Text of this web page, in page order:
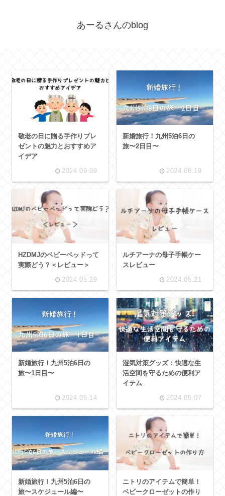
あーるさんのblog
敬老の日に贈る手作りプレ
ゼントの魅力とおすすめア
イデア
2024.09.09
新婚旅行！九州5泊6日の
旅〜2日目〜
2024.08.19
HZDMJのベビーベッドって
実際どう？＜レビュー＞
2024.05.29
ルチアーナの母子手帳ケー
スレビュー
2024.05.21
新婚旅行！九州5泊6日の
旅〜1日目〜
2024.05.14
湿気対策グッズ：快適な生
活空間を守るための便利ア
イテム
2024.05.07
新婚旅行！九州5泊6日の
旅〜スケジュール編〜
ニトリのアイテムで簡単！
ベビークローゼットの作り